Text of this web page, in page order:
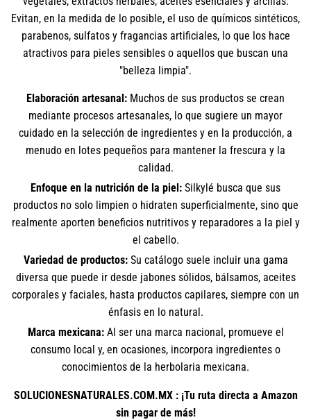
Evitan, en la medida de lo posible, el uso de químicos sintéticos,
parabenos, sulfatos y fragancias artificiales, lo que los hace
atractivos para pieles sensibles o aquellos que buscan una
"belleza limpia".
Elaboración artesanal: Muchos de sus productos se crean
mediante procesos artesanales, lo que sugiere un mayor
cuidado en la selección de ingredientes y en la producción, a
menudo en lotes pequeños para mantener la frescura y la
calidad.
Enfoque en la nutrición de la piel: Silkylé busca que sus
productos no solo limpien o hidraten superficialmente, sino que
realmente aporten beneficios nutritivos y reparadores a la piel y
el cabello.
Variedad de productos:Su catálogo suele incluir una gama
diversa que puede ir desde jabones sólidos, bálsamos, aceites
corporales y faciales, hasta productos capilares, siempre con un
énfasis en lo natural.
Marca mexicana:Al ser una marca nacional, promueve el
consumo local y, en ocasiones, incorpora ingredientes o
conocimientos de la herbolaria mexicana.
SOLUCIONESNATURALES.COM.MX : ¡Tu ruta directa a Amazon
sin pagar de más!